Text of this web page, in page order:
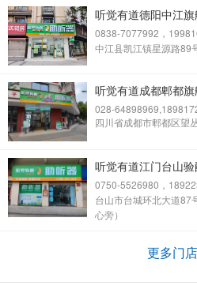
听觉有道德阳中江
0838-7077992，
中江县凯江镇星源路89
听觉有道成都郫都
028-
四川省成都市郫都区望
听觉有道江门台山
0750-5526980，
台山市台城环北大道87
心旁）
更多门